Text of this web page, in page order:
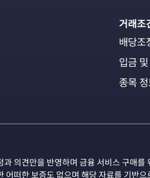
거래조
배당조
입금
종목
과 의견만을 반영하며 금융 서비스 구매
어떠한 보증도 없으며 해당 자료를 기반